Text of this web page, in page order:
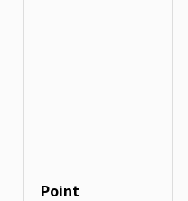
Point